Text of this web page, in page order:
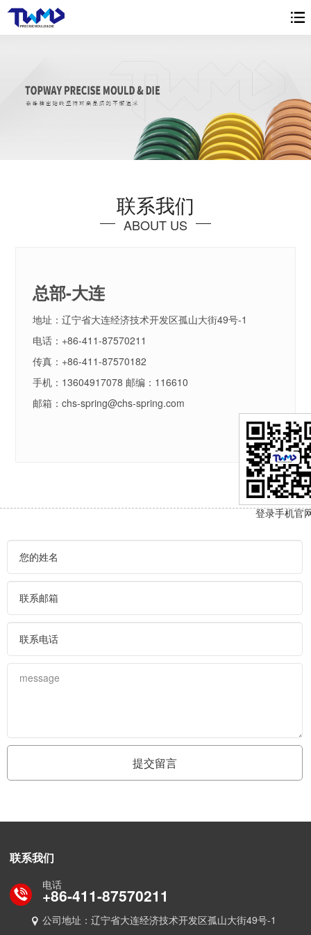
联系我们
ABOUT US
总部-大连
地址：辽宁省大连经济技术开发区孤山大街49号-1
电话：+86-411-87570211
传真：+86-411-87570182
手机：13604917078 邮编：116610
邮箱：chs-spring@chs-spring.com
登录手机官
联系我们
电话
+86-411-87570211
公司地址：辽宁省大连经济技术开发区孤山大街49号-1